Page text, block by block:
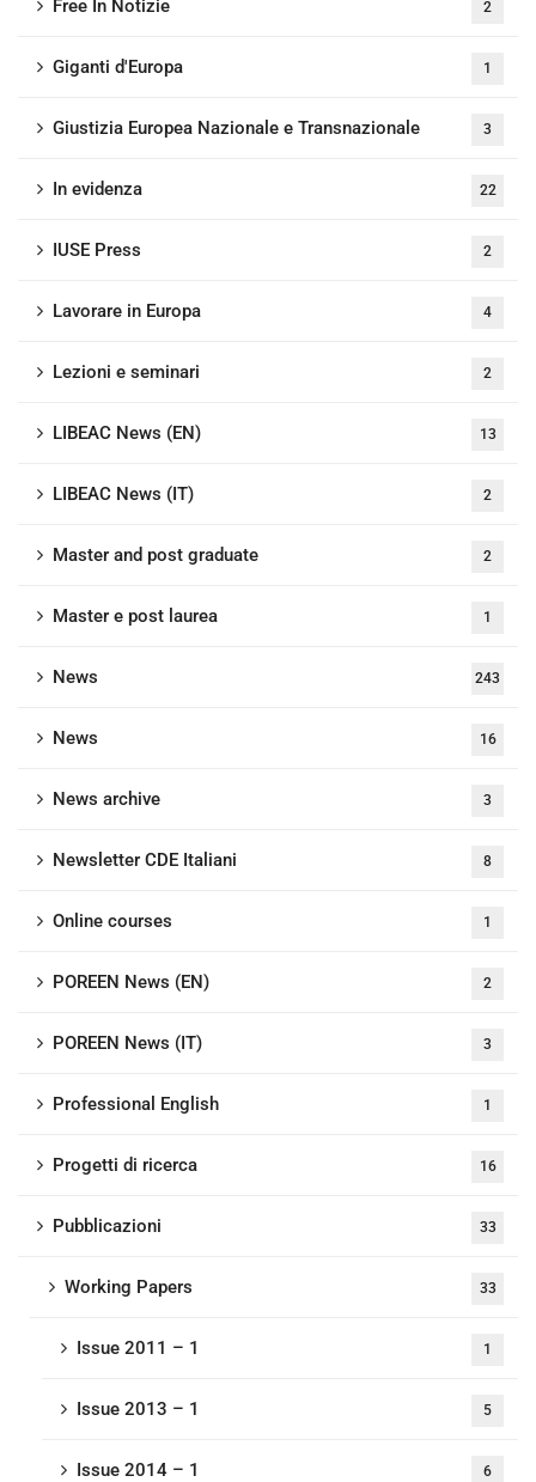
Free In Notizie 2
Giganti d'Europa 1
Giustizia Europea Nazionale e Transnazionale 3
In evidenza 22
IUSE Press 2
Lavorare in Europa 4
Lezioni e seminari 2
LIBEAC News (EN) 13
LIBEAC News (IT) 2
Master and post graduate 2
Master e post laurea 1
News 243
News 16
News archive 3
Newsletter CDE Italiani 8
Online courses 1
POREEN News (EN) 2
POREEN News (IT) 3
Professional English 1
Progetti di ricerca 16
Pubblicazioni 33
Working Papers 33
Issue 2011 – 1 1
Issue 2013 – 1 5
Issue 2014 – 1 6